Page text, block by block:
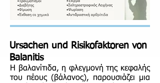
Ursachen und Risikofaktoren von
Balanitis
Η βαλανίτιδα, η φλεγμονή της κεφαλής
του πέους (βάλανος), παρουσιάζει μια